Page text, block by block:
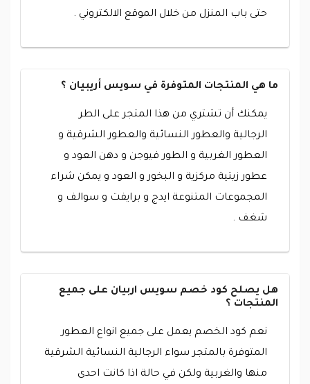
حتى باب المنزل من خلال الموقع الالكتروني .
ما هي المنتجات المتوفرة في سويس أريبيان ؟
يمكنك أن تشتري من هذا المتجر على الطر
الرجالية والعطور النسائية والعطور الشرقية و
العطور الغربية و الطور فيوجن و دهن العود و
عطور زيتية مركزية و البخور و العود و يمكن شراء
المجموعات المتنوعة ايدج و برايفت و سوالف و
شغف .
هل يصلح كود خصم سويس اربيان على جميع
المنتجات ؟
نعم كود الخصم يعمل على جميع انواع العطور
المتوفرة بالمتجر سواء الرجالية النسائية الشرقية
منها والغربية ولكن في حالة اذا كانت احدى